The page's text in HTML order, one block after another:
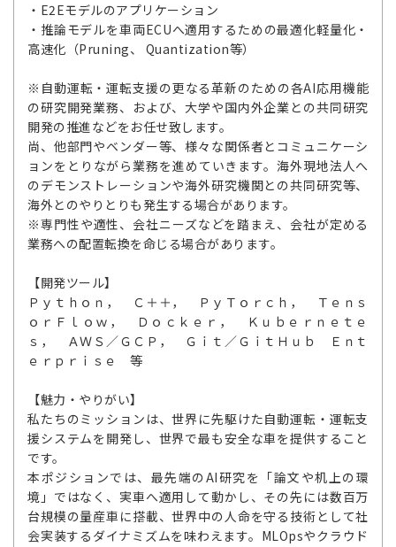
・E2Eモデルのアプリケーション
・推論モデルを車両ECUへ適用するための最適化軽量化・
高速化（Pruning、 Quantization等）
※自動運転・運転支援の更なる革新のための各AI応用機能
の研究開発業務、および、大学や国内外企業との共同研究
開発の推進などをお任せ致します。
尚、他部門やベンダー等、様々な関係者とコミュニケーシ
ョンをとりながら業務を進めていきます。海外現地法人へ
のデモンストレーションや海外研究機関との共同研究等、
海外とのやりとりも発生する場合があります。
※専門性や適性、会社ニーズなどを踏まえ、会社が定める
業務への配置転換を命じる場合があります。
【開発ツール】
Ｐｙｔｈｏｎ， Ｃ＋＋， ＰｙＴｏｒｃｈ， Ｔｅｎｓ
ｏｒＦｌｏｗ， Ｄｏｃｋｅｒ， Ｋｕｂｅｒｎｅｔｅ
ｓ， ＡＷＳ／ＧＣＰ， Ｇｉｔ／ＧｉｔＨｕｂ Ｅｎｔ
ｅｒｐｒｉｓｅ 等
【魅力・やりがい】
私たちのミッションは、世界に先駆けた自動運転・運転支
援システムを開発し、世界で最も安全な車を提供すること
です。
本ポジションでは、最先端のAI研究を「論文や机上の環
境」ではなく、実車へ適用して動かし、その先には数百万
台規模の量産車に搭載、世界中の人命を守る技術として社
会実装するダイナミズムを味わえます。MLOpsやクラウド